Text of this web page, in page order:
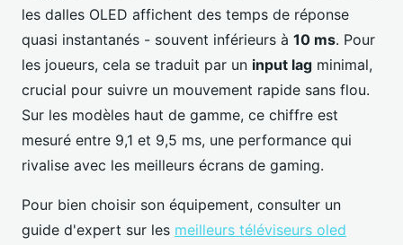
les dalles OLED affichent des temps de réponse
quasi instantanés - souvent inférieurs à 10 ms. Pour
les joueurs, cela se traduit par un input lag minimal,
crucial pour suivre un mouvement rapide sans flou.
Sur les modèles haut de gamme, ce chiffre est
mesuré entre 9,1 et 9,5 ms, une performance qui
rivalise avec les meilleurs écrans de gaming.
Pour bien choisir son équipement, consulter un
guide d'expert sur les meilleurs téléviseurs oled